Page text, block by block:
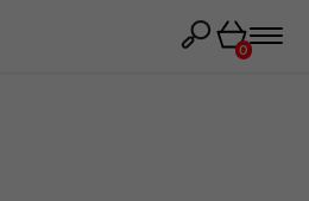
Košík
0